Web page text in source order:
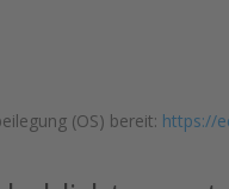
(OS) bereit: https://